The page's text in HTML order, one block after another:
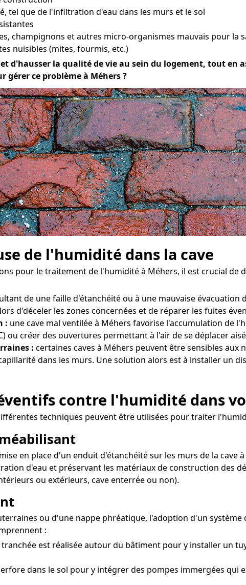
tel que de l'infiltration d'eau dans les murs et le sol
champignons et autres micro-organismes mauvais pour la
nuisibles (mites, fourmis, etc.)
d'hausser la qualité de vie au sein du logement, tout
gérer ce problème à Méhers ?
de l'humidité dans la cave
pour le traitement de l'humidité à Méhers, il est crucial de
de une faille d'étanchéité ou à une mauvaise
d'déceler les zones concernées et de réparer les fuites
: une cave mal ventilée à Méhers favorise l'accumulation de
ou créer des ouvertures permettant à l'air de se déplacer
: certaines caves à Méhers peuvent être sensibles
dans les murs. Une solution alors est à installer un
contre l'humidité dans
techniques peuvent être utilisées pour traiter
en place d'un enduit d'étanchéité sur les murs de la cave
d'eau et préservant les matériaux de construction des
ou extérieurs, cave enterrée ou non).
ou d'une nappe phréatique, l'adoption d'un
:
tranchée est réalisée autour du bâtiment pour y installer un
dans le sol pour y intégrer des pompes immergées qui